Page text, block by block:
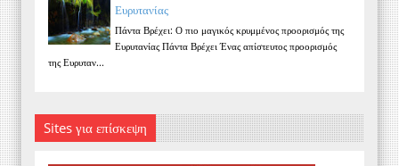
Ευρυτανίας
Πάντα Βρέχει: Ο πιο μαγικός κρυμμένος προορισμός της
Ευρυτανίας Πάντα Βρέχει Ένας απίστευτος προορισμός
της Ευρυταν...
Sites για επίσκεψη